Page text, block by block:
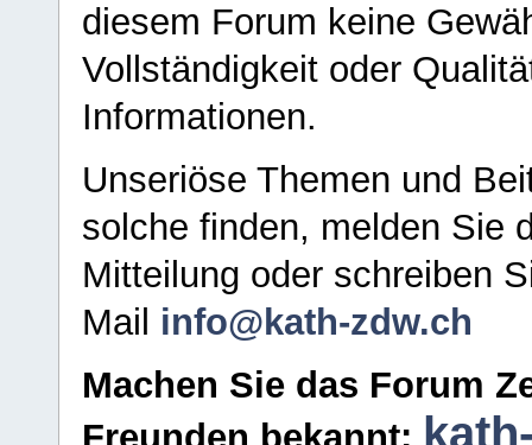
diesem Forum keine
Vollständigkeit oder
Informationen.
Unseriöse Themen und
solche finden, melden Sie
Mitteilung oder schreiben
Mail info@kath-zdw.ch
Machen Sie das Forum